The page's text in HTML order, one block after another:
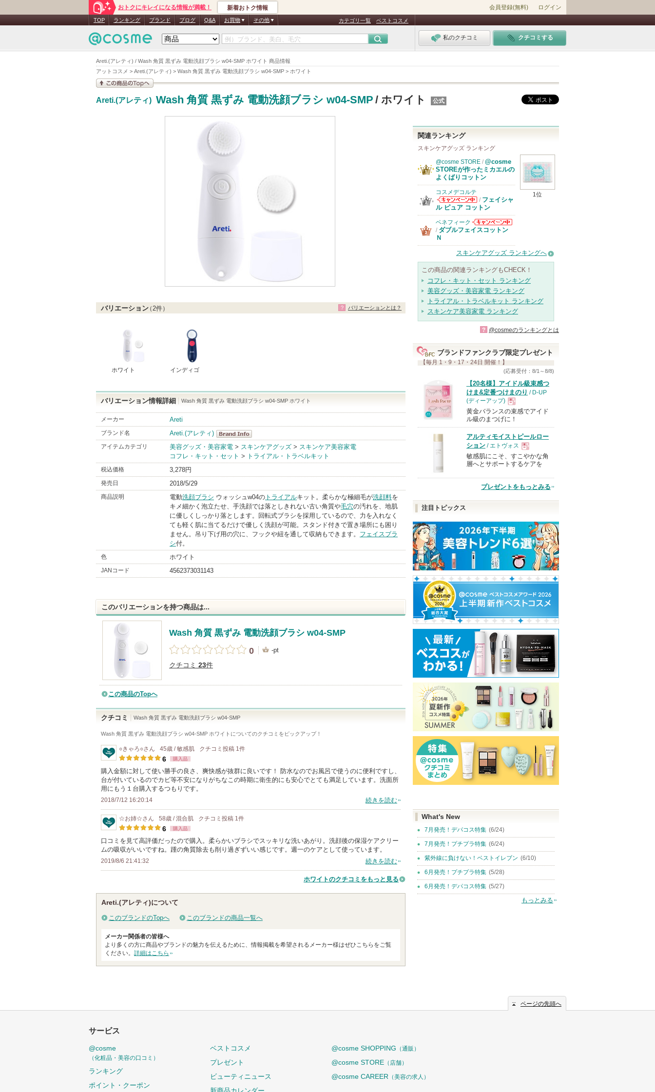
Areti.(アレティ) / Wash 角質 黒ずみ 電動洗顔ブラシ w04-SMP ホワイト 商品情報
アットコスメ > Areti.(アレティ) > Wash 角質 黒ずみ 電動洗顔ブラシ w04-SMP > ホワイト
おトクにキレイになる情報が満載！ 新着おトク情報 会員登録(無料) ログイン
TOP ランキング ブランド ブログ Q&A お買物 その他 カテゴリ一覧 ベストコスメ
私のクチコミ クチコミする
Areti.(アレティ) Wash 角質 黒ずみ 電動洗顔ブラシ w04-SMP / ホワイト 公式
バリエーション（2件）
ホワイト インディゴ
バリエーションとは？
バリエーション情報詳細 Wash 角質 黒ずみ 電動洗顔ブラシ w04-SMP ホワイト
メーカー Areti
ブランド名
Areti.(アレティ)
Areti.(アレテ
ィ) BrandInfo
アイテムカテゴリ 美容グッズ・美容家電 > スキンケアグッズ > スキンケア美容家電
コフレ・キット・セット > トライアル・トラベルキット
税込価格 3,278円
発売日 2018/5/29
商品説明 電動洗顔ブラシ ウォッシュw04の トライアルキット。柔らかな極細毛が洗顔料を
キメ細かく泡立たせ、手洗顔では落としきれない古い角質や毛穴の汚れを、地肌
に優しくしっかり落とします。回転式ブラシを採用しているので、力を入れなく
ても軽く肌に当てるだけで優しく洗顔が可能。スタンド付きで置き場所にも困り
ません。吊り下げ用の穴に、フックや紐を通して収納もできます。 フェイスブラ
シ付。
色 ホワイト
JANコード 4562373031143
このバリエーションを持つ商品は...
Wash 角質 黒ずみ 電動洗顔ブラシ w04-SMP
0
-pt
クチコミ 23件
この商品のTopへ
クチコミ Wash 角質 黒ずみ 電動洗顔ブラシ w04-SMP
Wash 角質 黒ずみ 電動洗顔ブラシ w04-SMP ホワイト についてのクチコミをピックアップ！
○きゃろ○さん 45歳 / 敏感肌 クチコミ投稿 1件
6 購入品
購入金額に対して使い勝手の良さ、爽快感が抜群に良いです！ 防水なのでお風呂で使うのに便利ですし、
台が付いているのでカビ等不安になりがちなこの時期に衛生的にも安心でとても満足しています。洗面所
用にもう１台購入するつもりです。
2018/7/12 16:20:14 続きを読む
☆お姉☆さん 58歳 / 混合肌 クチコミ投稿 1件
6 購入品
口コミを見て高評価だったので購入。柔らかいブラシでスッキリな洗いあがり。洗顔後の保湿ケアクリー
ムの吸収がいいですね。踵の角質除去も削り過ぎずいい感じです。週一のケアとして使っています。
2019/8/6 21:41:32 続きを読む
ホワイトのクチコミをもっと見る
Areti.(アレティ)について
このブランドのTopへ このブランドの商品一覧へ
メーカー関係者の皆様へ
より多くの方に商品やブランドの魅力を伝えるために、情報掲載を希望されるメーカー様はぜひこちらをご覧
ください。 詳細はこちら
関連ランキング
スキンケアグッズ ランキング
1位
@cosme STORE / @cosme
STOREが作ったミカエルの
よくばりコットン
コスメデコルテ
コスメデコルテ
からのお知らせ
があります
/ フェイシャ
ル ピュア コットン
ベネフィーク
ベネフィークか
/ ダブルフェイスコットン
Ｎ
スキンケアグッズ ランキングへ
この商品の関連ランキングもCHECK！
コフレ・キット・セット ランキング
美容グッズ・美容家電 ランキング
トライアル・トラベルキット ランキング
スキンケア美容家電 ランキング
? @cosmeのランキングとは
ブランドファンクラブ限定プレゼント
【毎月 1・9・17・24日 開催！】
(応募受付：8/1～8/8)
【20名様】アイドル級束感つ
けま&定番つけまのり / D-UP
(ディーアップ)
現
品
黄金バランスの束感でアイド
ル級のまつげに！
アルティモイストピールロー
ション / エトヴォス
現
品
敏感肌にこそ、すこやかな角
層へとサポートするケアを
プレゼントをもっとみる
注目トピックス
What's New
7月発売！デパコス特集 (6/24)
7月発売！プチプラ特集 (6/24)
紫外線に負けない！ベストイレブン (6/10)
6月発売！プチプラ特集 (5/28)
6月発売！デパコス特集 (5/27)
もっとみる
ページの先頭へ
サービス
@cosme
（化粧品・美容の口コミ）
ランキング
ポイント・クーポン
ベストコスメ
プレゼント
ビューティニュース
@cosme SHOPPING （通販）
@cosme STORE （店舗）
@cosme CAREER （美容の求人）